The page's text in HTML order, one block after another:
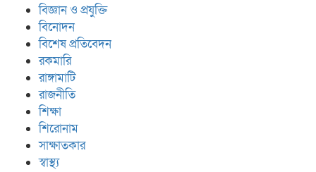
বিজ্ঞান ও প্রযুক্তি
বিনোদন
বিশেষ প্রতিবেদন
রকমারি
রাঙ্গামাটি
রাজনীতি
শিক্ষা
শিরোনাম
সাক্ষাতকার
স্বাস্থ্য